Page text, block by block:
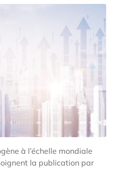
à l’échelle mondiale
la publication par